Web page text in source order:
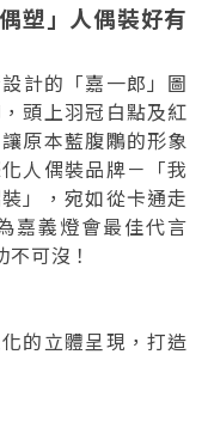
塑」人偶裝好有
計的「嘉一郎」圖
頭上羽冠白點及紅
原本藍腹鷴的形象
人偶裝品牌－「我
」，宛如從卡通走
嘉義燈會最佳代言
可沒！
的立體呈現，打造